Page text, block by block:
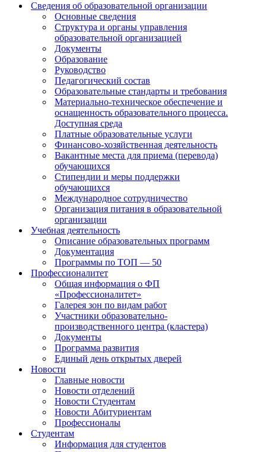
Сведения об образовательной организации
Основные сведения
Структура и органы управления
образовательной организацией
Документы
Образование
Руководство
Педагогический состав
Образовательные стандарты и требования
Материально-техническое обеспечение и
оснащенность образовательного процесса.
Доступная среда
Платные образовательные услуги
Финансово-хозяйственная деятельность
Вакантные места для приема (перевода)
обучающихся
Стипендии и меры поддержки
обучающихся
Международное сотрудничество
Организация питания в образовательной
организации
Учебная деятельность
Описание образовательных программ
Документация
Программы по ТОП — 50
Профессионалитет
Общая информация о ФП
«Профессионалитет»
Галерея зон по видам работ
Участники образовательно-
производственного центра (кластера)
Документы
Программа развития
Единый день открытых дверей
Новости
Главные новости
Новости отделений
Новости Студентам
Новости Абитуриентам
Профессионалы
Студентам
Информация для студентов